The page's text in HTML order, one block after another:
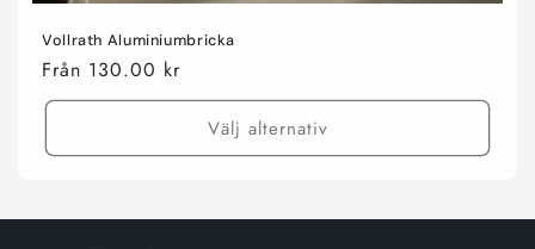
Vollrath Aluminiumbricka
Ordinarie
pris
Från 130.00 kr
Välj alternativ